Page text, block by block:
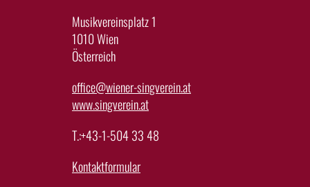
Musikvereinsplatz 1
1010 Wien
Österreich
office@wiener-singverein.at
www.singverein.at
T.:+43-1-504 33 48
Kontaktformular